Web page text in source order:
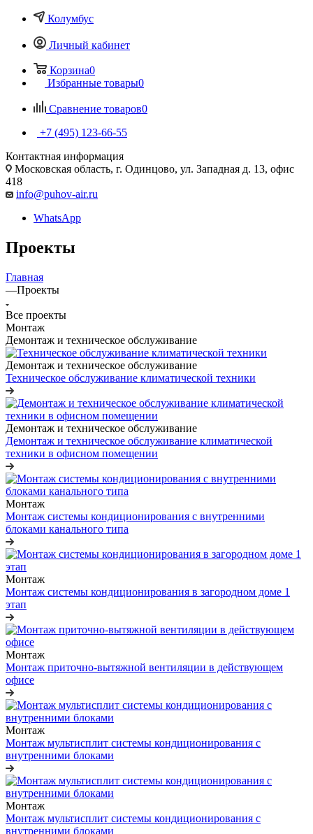
Колумбус
Личный кабинет
Корзина0
Избранные товары0
Сравнение товаров0
+7 (495) 123-66-55
Контактная информация
Московская область, г. Одинцово, ул. Западная д. 13, офис
418
info@puhov-air.ru
WhatsApp
Проекты
Главная
—Проекты
Все проекты
Монтаж
Демонтаж и техническое обслуживание
Демонтаж и техническое обслуживание
Техническое обслуживание климатической техники
Демонтаж и техническое обслуживание
Демонтаж и техническое обслуживание климатической
техники в офисном помещении
Монтаж
Монтаж системы кондиционирования с внутренними
блоками канального типа
Монтаж
Монтаж системы кондиционирования в загородном доме 1
этап
Монтаж
Монтаж приточно-вытяжной вентиляции в действующем
офисе
Монтаж
Монтаж мультисплит системы кондиционирования с
внутренними блоками
Монтаж
Монтаж мультисплит системы кондиционирования с
внутренними блоками